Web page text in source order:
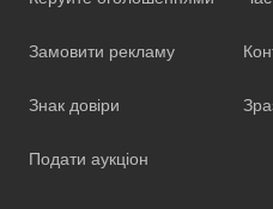
Замовити рекламу
Знак довіри
Подати аукціон